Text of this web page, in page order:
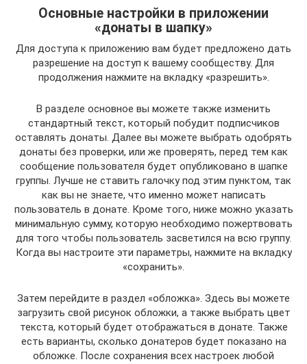
Основные настройки в приложении
«донаты в шапку»
Для доступа к приложению вам будет предложено дать
разрешение на доступ к вашему сообществу. Для
продолжения нажмите на вкладку «разрешить».
В разделе основное вы можете также изменить
стандартный текст, который побудит подписчиков
оставлять донаты. Далее вы можете выбрать одобрять
донаты без проверки, или же проверять, перед тем как
сообщение пользователя будет опубликовано в шапке
группы. Лучше не ставить галочку под этим пунктом, так
как вы не знаете, что именно может написать
пользователь в донате. Кроме того, ниже можно указать
минимальную сумму, которую необходимо пожертвовать
для того чтобы пользователь засветился на всю группу.
Когда вы настроите эти параметры, нажмите на вкладку
«сохранить».
Затем перейдите в раздел «обложка». Здесь вы можете
загрузить свой рисунок обложки, а также выбрать цвет
текста, который будет отображаться в донате. Также
есть варианты, сколько донатеров будет показано на
обложке. После сохранения всех настроек любой